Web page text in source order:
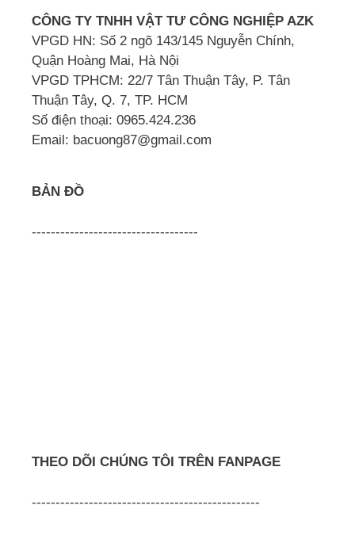
CÔNG TY TNHH VẬT TƯ CÔNG NGHIỆP AZK
VPGD HN: Số 2 ngõ 143/145 Nguyễn Chính,
Quận Hoàng Mai, Hà Nội
VPGD TPHCM: 22/7 Tân Thuận Tây, P. Tân
Thuận Tây, Q. 7, TP. HCM
Số điện thoại: 0965.424.236
Email: bacuong87@gmail.com
BẢN ĐỒ
-----------------------------------
THEO DÕI CHÚNG TÔI TRÊN FANPAGE
------------------------------------------------